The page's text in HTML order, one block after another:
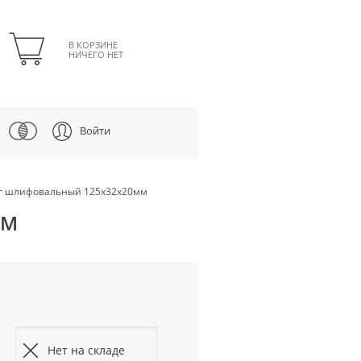
В КОРЗИНЕ
НИЧЕГО НЕТ
Войти
шлифовальный 125х32х20мм
Нет на складе